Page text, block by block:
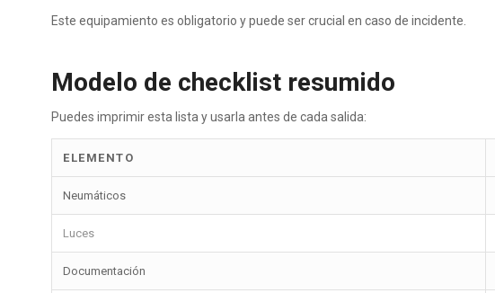
Este equipamiento es obligatorio y puede ser crucial en caso de incidente.
Modelo de checklist resumido
Puedes imprimir esta lista y usarla antes de cada salida:
ELEMENTO
Neumáticos
Luces
Documentación